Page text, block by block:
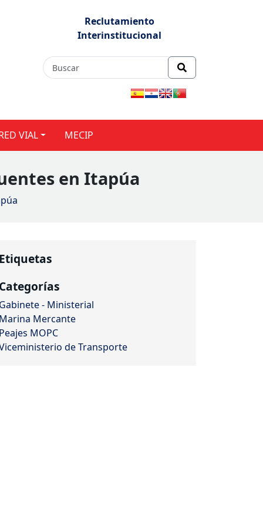
Reclutamiento
Interinstitucional
VIAL MECIP
en Itapúa
Etiquetas
Categorías
Gabinete - Ministerial
Marina Mercante
Peajes MOPC
de Transporte